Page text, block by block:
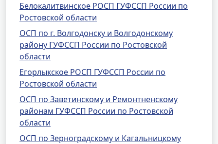
Белокалитвинское РОСП ГУФССП России по
Ростовской области
ОСП по г. Волгодонску и Волгодонскому
району ГУФССП России по Ростовской
области
Егорлыкское РОСП ГУФССП России по
Ростовской области
ОСП по Заветинскому и Ремонтненскому
районам ГУФССП России по Ростовской
области
ОСП по Зерноградскому и Кагальницкому